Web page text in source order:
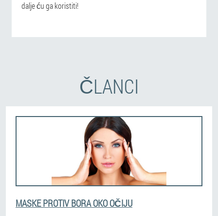
dalje ću ga koristiti!
ČLANCI
MASKE PROTIV BORA OKO OČIJU